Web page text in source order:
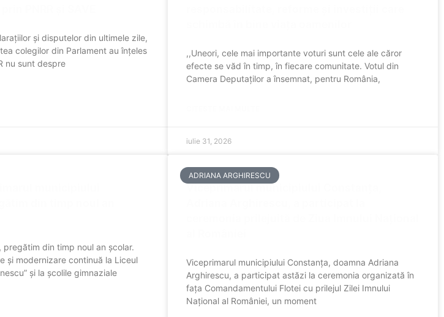
și disputelor din ultimele zile,
colegilor din Parlament au înțeles
nu sunt despre
,,Uneori, cele mai importante voturi sunt cele ale căror
efecte se văd în timp, în fiecare comunitate. Votul din
Camera Deputaților a însemnat, pentru România,
iulie 31, 2026
municipiului
pregătim din timp noul an școlar.
și modernizare continuă la Liceul
și la școlile gimnaziale
ADRIANA ARGHIRESCU
Viceprimarul municipiului Constanța,
Viceprimarul municipiului Constanța, doamna Adriana
Arghirescu, a participat astăzi la ceremonia organizată în
fața Comandamentului Flotei cu prilejul Zilei Imnului
Național al României, un moment